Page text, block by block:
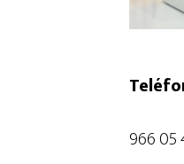
966 05